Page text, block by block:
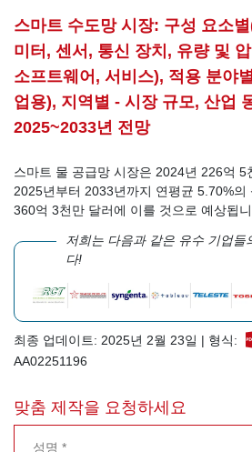
스마트 수도망 시장: 구성 요소
미터, 센서, 통신 장치, 유량 및
소프트웨어, 서비스), 적용 분야
업용), 지역별 - 시장 규모, 산업
2025~2033년 전망
스마트 물 공급망 시장은 2024년 226억 5
2025년부터 2033년까지 연평균 5.70%의
360억 3천만 달러에 이를 것으로 예상됩니
저희는 다음과 같은 유수 기업들
다!
최종 업데이트: 2025년 2월 23일 | 형식:
AA02251196
맞춤 제작을 요청하세요